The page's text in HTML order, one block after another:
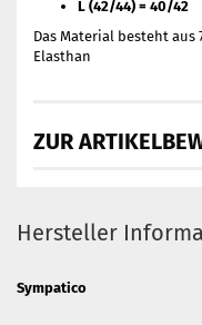
L (42/44) = 40/42
Das Material besteht aus
Elasthan
ZUR
Hersteller
Sympatico